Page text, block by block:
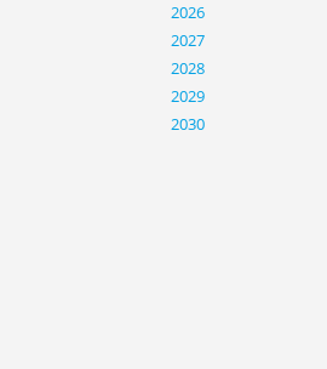
2026
2027
2028
2029
2030